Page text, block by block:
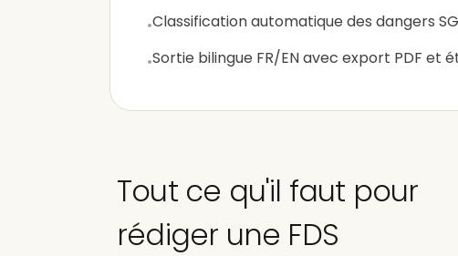
•Classification automatique des dangers
•Sortie bilingue FR/EN avec export PDF et
Tout ce qu'il faut pour
rédiger une FDS